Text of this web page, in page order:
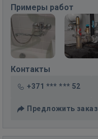
Примеры работ
Контакты
+371 *** *** 52
Предложить заказ